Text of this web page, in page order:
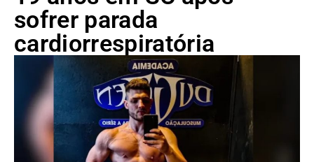
sofrer parada
cardiorrespiratória